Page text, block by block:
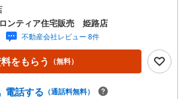
物至便 特徴・お料理がはかどるシステムキッ
朝の支度に便利な独立洗面台付き・雨の日に
ーター完備・全居室に窓があり風通しも良好
白鷺小学校まで徒歩約14分（約1069m）・白鷺
徒歩約14分（約1064m） 弊社が選ばれる理由 1.
方のプロ、ファイナンシャルプランナーが資金
！3.たくさんの銀行と繋がりがあるため、最も
ンティア住宅販売 姫路店
不動産会社レビュー 8件
をもらう （無料）
電話する （通話料無料）